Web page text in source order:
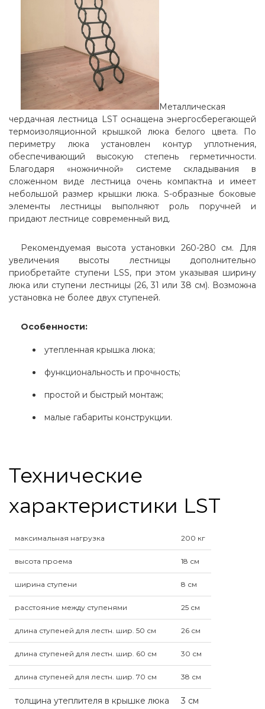
Металлическая
чердачная лестница LST оснащена энергосберегающей
термоизоляционной крышкой люка белого цвета. По
периметру люка установлен контур уплотнения,
обеспечивающий высокую степень герметичности.
Благодаря «ножничной» системе складывания в
сложенном виде лестница очень компактна и имеет
небольшой размер крышки люка. S-образные боковые
элементы лестницы выполняют роль поручней и
придают лестнице современный вид.
Рекомендуемая высота установки 260-280 см. Для
увеличения высоты лестницы дополнительно
приобретайте ступени LSS, при этом указывая ширину
люка или ступени лестницы (26, 31 или 38 см). Возможна
установка не более двух ступеней.
Особенности:
утепленная крышка люка;
функциональность и прочность;
простой и быстрый монтаж;
малые габариты конструкции.
Технические
характеристики LST
максимальная нагрузка 200 кг
высота проема 18 см
ширина ступени 8 см
расстояние между ступенями 25 см
длина ступеней для лестн. шир. 50 см 26 см
длина ступеней для лестн. шир. 60 см 30 см
длина ступеней для лестн. шир. 70 см 38 см
толщина утеплителя в крышке люка 3 см